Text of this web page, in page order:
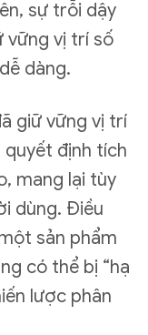
sự trỗi dậy
vững vị trí số
dàng.
giữ vững vị trí
quyết định tích
mang lại tùy
dùng. Điều
sản phẩm
có thể bị “hạ
lược phân